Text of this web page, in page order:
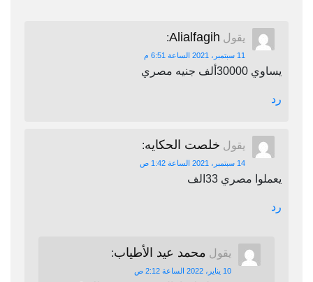
يقول Alialfagih
:
11 سبتمبر، 2021 الساعة 6:51 م
يساوي 30000ألف جنيه مصري
رد
يقول خلصت الحكايه:
14 سبتمبر، 2021 الساعة 1:42 ص
يعملوا مصري 33الف
رد
يقول محمد عيد الأطياب:
10 يناير، 2022 الساعة 2:12 ص